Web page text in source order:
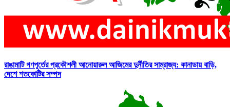
রাঙামাটি গণপূর্তের প্রকৌশলী আনোয়ারুল আজিমের দুর্নীতির সাম্রাজ্য: কানাডায় বাড়ি,
দেশে শতকোটির সম্পদ